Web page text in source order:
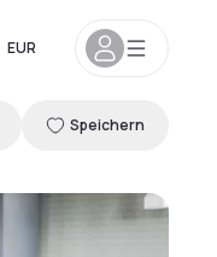
EUR
Speichern